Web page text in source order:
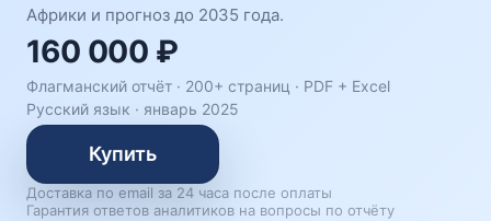
Африки и прогноз до 2035 года.
160 000 ₽
Флагманский отчёт · 200+ страниц · PDF + Excel
Русский язык · январь 2025
Купить
Доставка по email за 24 часа после оплаты
Гарантия ответов аналитиков на вопросы по отчёту